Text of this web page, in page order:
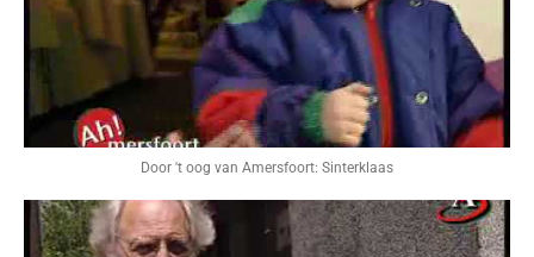
Door 't oog van Amersfoort: Sinterklaas